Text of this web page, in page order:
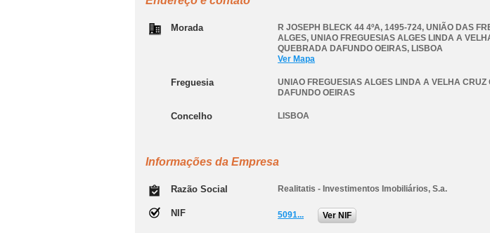
Morada
R JOSEPH BLECK 44 4ºA, 1495-724, UNIÃO DAS
ALGES, UNIAO FREGUESIAS ALGES LINDA A
QUEBRADA DAFUNDO OEIRAS, LISBOA
Ver Mapa
Freguesia
UNIAO FREGUESIAS ALGES LINDA A VELHA
DAFUNDO OEIRAS
Concelho LISBOA
Informações da Empresa
Razão Social Realitatis - Investimentos Imobiliários, S.a.
NIF 5091... Ver NIF